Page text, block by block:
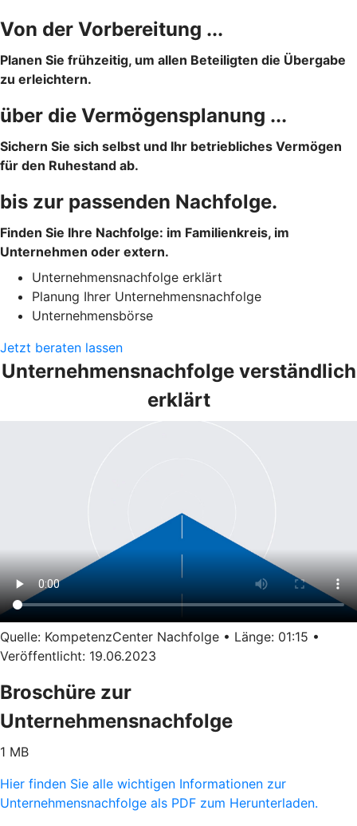
Von der Vorbereitung ...
Planen Sie frühzeitig, um allen Beteiligten die Übergabe
zu erleichtern.
über die Vermögensplanung ...
Sichern Sie sich selbst und Ihr betriebliches Vermögen
für den Ruhestand ab.
bis zur passenden Nachfolge.
Finden Sie Ihre Nachfolge: im Familienkreis, im
Unternehmen oder extern.
Unternehmensnachfolge erklärt
Planung Ihrer Unternehmensnachfolge
Unternehmensbörse
Jetzt beraten lassen
Unternehmensnachfolge verständlich
erklärt
Quelle: KompetenzCenter Nachfolge • Länge: 01:15 •
Veröffentlicht: 19.06.2023
Broschüre zur
Unternehmensnachfolge
1 MB
Hier finden Sie alle wichtigen Informationen zur
Unternehmensnachfolge als PDF zum Herunterladen.